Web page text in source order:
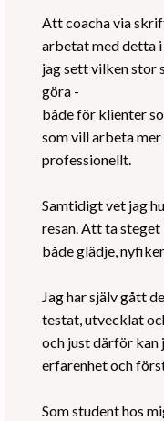
Att coacha via
arbetat med detta i
jag sett vilken stor
göra -
både för klienter
som vill arbeta
professionellt.
Samtidigt vet jag
resan. Att ta
både glädje,
Jag har själv gått
testat, utvecklat
och just därför kan
erfarenhet och
Som student hos